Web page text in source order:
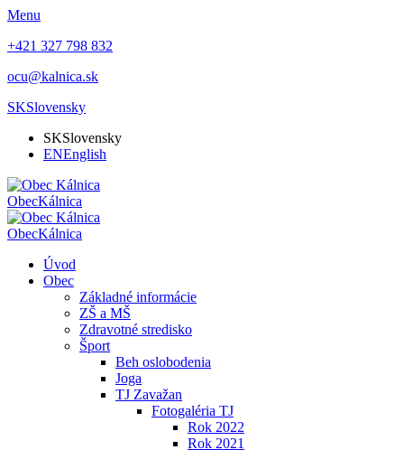
Menu
+421 327 798 832
ocu@kalnica.sk
SKSlovensky
SKSlovensky
ENEnglish
ObecKálnica
ObecKálnica
Úvod
Obec
Základné informácie
ZŠ a MŠ
Zdravotné stredisko
Šport
Beh oslobodenia
Joga
TJ Zavažan
Fotogaléria TJ
Rok 2022
Rok 2021